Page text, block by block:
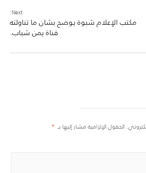
Next:
مكتب الإعلام شبوة يوضح بشان ما تناولته
قناة يمن شباب.
الحقول الإلزامية مشار إليها بـ *